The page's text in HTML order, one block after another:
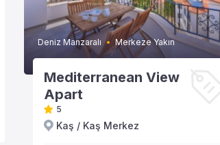
Deniz Manzaralı Merkeze Yakın
Mediterranean View
Apart
5
Kaş / Kaş MerkezVİLLAYA GÖZAT